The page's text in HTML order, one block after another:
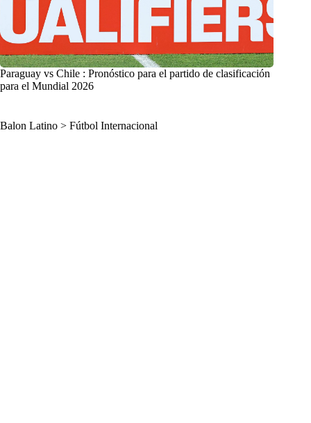
Paraguay vs Chile : Pronóstico para el partido de clasificación
para el Mundial 2026
Balon Latino > Fútbol Internacional